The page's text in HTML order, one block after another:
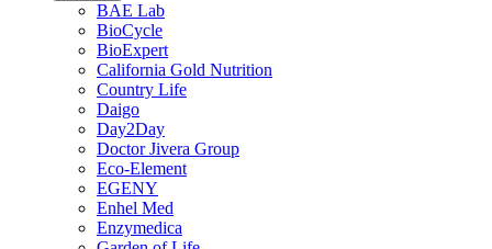
BAE Lab
BioCycle
BioExpert
California Gold Nutrition
Country Life
Daigo
Day2Day
Doctor Jivera Group
Eco-Element
EGENY
Enhel Med
Enzymedica